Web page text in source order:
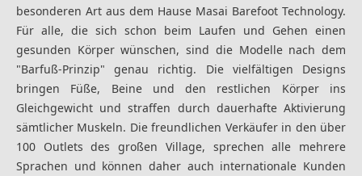
besonderen Art aus dem Hause Masai Barefoot Technology.
Für alle, die sich schon beim Laufen und Gehen einen
gesunden Körper wünschen, sind die Modelle nach dem
"Barfuß-Prinzip" genau richtig. Die vielfältigen Designs
bringen Füße, Beine und den restlichen Körper ins
Gleichgewicht und straffen durch dauerhafte Aktivierung
sämtlicher Muskeln. Die freundlichen Verkäufer in den über
100 Outlets des großen Village, sprechen alle mehrere
Sprachen und können daher auch internationale Kunden